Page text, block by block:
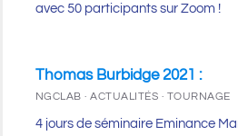
avec 50 participants sur Zoom !
Thomas Burbidge 2021 :
NGCLAB · ACTUALITÉS · TOURNAGE
4 jours de séminaire Eminance